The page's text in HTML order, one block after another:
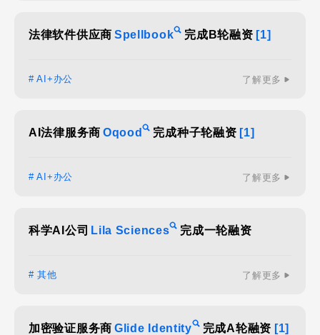
法律软件供应商 Spellbook 完成B轮融资 [1]
# AI+办公 了解更多
AI法律服务商 Oqood 完成种子轮融资 [1]
# AI+办公 了解更多
科学AI公司 Lila Sciences 完成一轮融资
# 其他 了解更多
加密验证服务商 Glide Identity 完成A轮融资 [1]